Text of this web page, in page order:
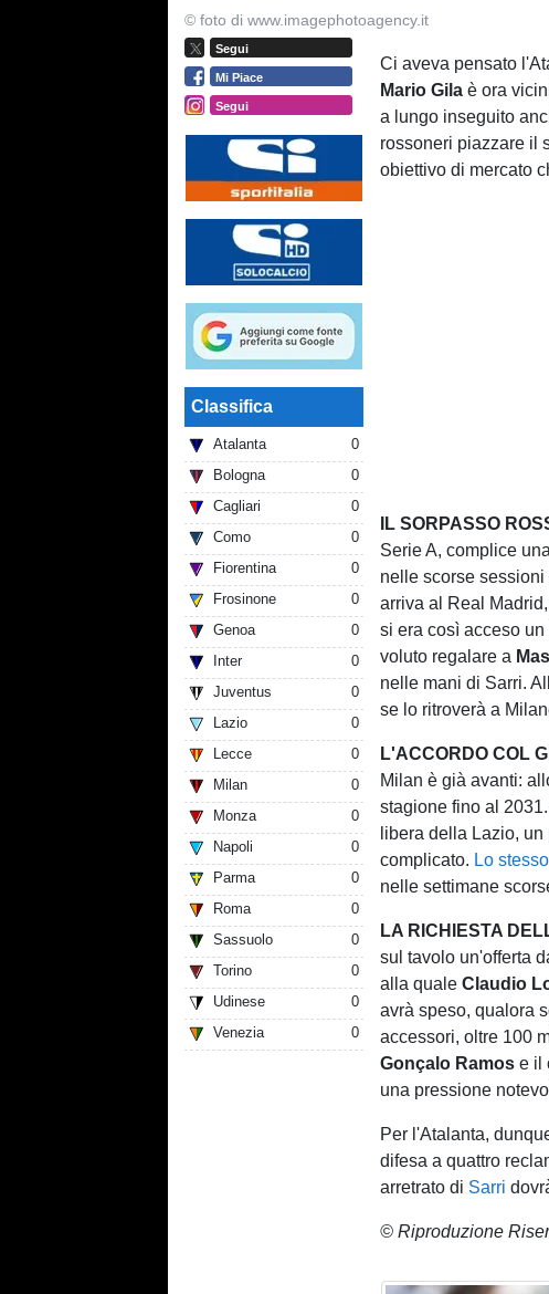
© foto di www.imagephotoagency.it
Segui
Mi Piace
Segui
Classifica
Atalanta
0
Bologna
0
Cagliari
0
Como
0
Fiorentina
0
Frosinone
0
Genoa
0
Inter
0
Juventus
0
Lazio
0
Lecce
0
Milan
0
Monza
0
Napoli
0
Parma
0
Roma
0
Sassuolo
0
Torino
0
Udinese
0
Venezia
0
Ci aveva pensato
Mario Gila è ora
a lungo inseguito
rossoneri piazzare il
obiettivo di mercato
IL SORPASSO
Serie A, complice
nelle scorse
arriva al Real
si era così acceso un
voluto regalare a
nelle mani di Sarri.
se lo ritroverà a
L'ACCORDO COL
Milan è già avanti:
stagione fino al
libera della Lazio,
complicato. Lo
nelle settimane
LA RICHIESTA
sul tavolo un'offerta
alla qualeClaudio
avrà speso, qualora
accessori, oltre 100
Gonçalo Ramos e il
una pressione
Per l'Atalanta,
difesa a quattro
arretrato di Sarri
© Riproduzione